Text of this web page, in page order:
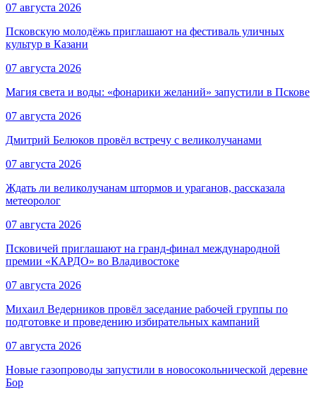
07 августа 2026
Псковскую молодёжь приглашают на фестиваль уличных
культур в Казани
07 августа 2026
Магия света и воды: «фонарики желаний» запустили в Пскове
07 августа 2026
Дмитрий Белюков провёл встречу с великолучанами
07 августа 2026
Ждать ли великолучанам штормов и ураганов, рассказала
метеоролог
07 августа 2026
Псковичей приглашают на гранд‑финал международной
премии «КАРДО» во Владивостоке
07 августа 2026
Михаил Ведерников провёл заседание рабочей группы по
подготовке и проведению избирательных кампаний
07 августа 2026
Новые газопроводы запустили в новосокольнической деревне
Бор